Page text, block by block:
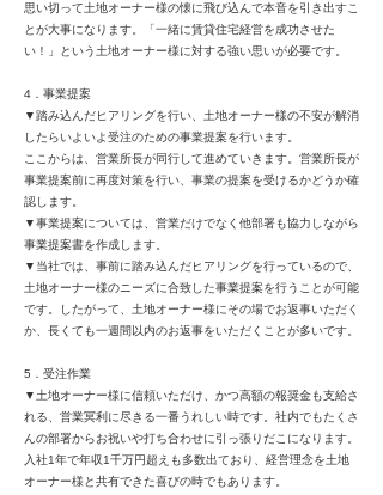
思い切って土地オーナー様の懐に飛び込んで本音を引き出すこ
とが大事になります。「一緒に賃貸住宅経営を成功させた
い！」という土地オーナー様に対する強い思いが必要です。
4．事業提案
▼踏み込んだヒアリングを行い、土地オーナー様の不安が解消
したらいよいよ受注のための事業提案を行います。
ここからは、営業所長が同行して進めていきます。営業所長が
事業提案前に再度対策を行い、事業の提案を受けるかどうか確
認します。
▼事業提案については、営業だけでなく他部署も協力しながら
事業提案書を作成します。
▼当社では、事前に踏み込んだヒアリングを行っているので、
土地オーナー様のニーズに合致した事業提案を行うことが可能
です。したがって、土地オーナー様にその場でお返事いただく
か、長くても一週間以内のお返事をいただくことが多いです。
5．受注作業
▼土地オーナー様に信頼いただけ、かつ高額の報奨金も支給さ
れる、営業冥利に尽きる一番うれしい時です。社内でもたくさ
んの部署からお祝いや打ち合わせに引っ張りだこになります。
入社1年で年収1千万円超えも多数出ており、経営理念を土地
オーナー様と共有できた喜びの時でもあります。